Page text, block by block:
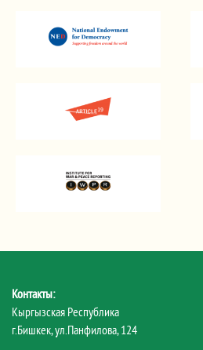
Контакты:
Кыргызская Республика
г.Бишкек, ул.Панфилова, 124